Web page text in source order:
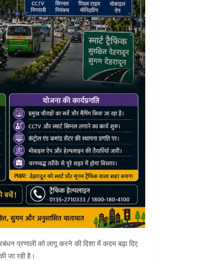
प्रणाली को लागू करने की दिशा में कदम बढ़ा दिए
जा रही है।